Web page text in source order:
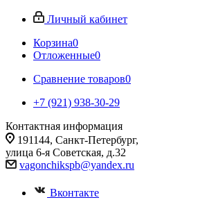
Личный кабинет
Корзина0
Отложенные0
Сравнение товаров0
+7 (921) 938-30-29
Контактная информация
191144, Санкт-Петербург,
улица 6-я Советская, д.32
vagonchikspb@yandex.ru
Вконтакте